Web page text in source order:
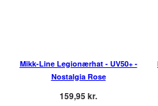
Mikk-Line Legionærhat - UV50+ -
Nostalgia Rose
159,95 kr.